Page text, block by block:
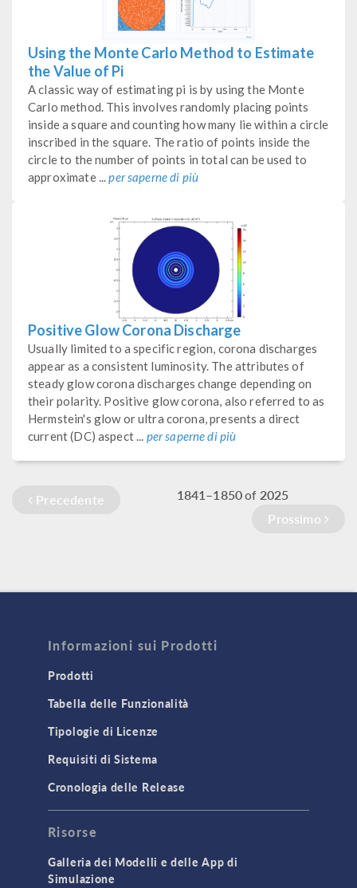
Using the Monte Carlo Method to Estimate
the Value of Pi
A classic way of estimating pi is by using the Monte
Carlo method. This involves randomly placing points
inside a square and counting how many lie within a circle
inscribed in the square. The ratio of points inside the
circle to the number of points in total can be used to
approximate ...per saperne di più
Positive Glow Corona Discharge
Usually limited to a specific region, corona discharges
appear as a consistent luminosity. The attributes of
steady glow corona discharges change depending on
their polarity. Positive glow corona, also referred to as
Hermstein's glow or ultra corona, presents a direct
current (DC) aspect ... per saperne di più
Precedente 1841–1850of 2025
Prossimo
Informazioni sui Prodotti
Prodotti
Tabella delle Funzionalità
Tipologie di Licenze
Requisiti di Sistema
Cronologia delle Release
Risorse
Galleria dei Modelli e delle App di
Simulazione